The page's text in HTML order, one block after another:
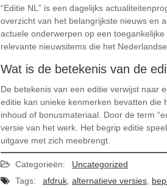
“Editie NL” is een dagelijks
overzicht van het belangrijkste nieuws en
actuele onderwerpen op een
relevante nieuwsitems die het
Wat is de betekenis van de
De betekenis van een editie verwijst naar
editie kan unieke kenmerken bevatten die
inhoud of bonusmateriaal. Door de term
versie van het werk. Het begrip editie
uitgave met zich meebrengt.
Categorieën:
Uncategorized
Tags:
afdruk alternatieve versies